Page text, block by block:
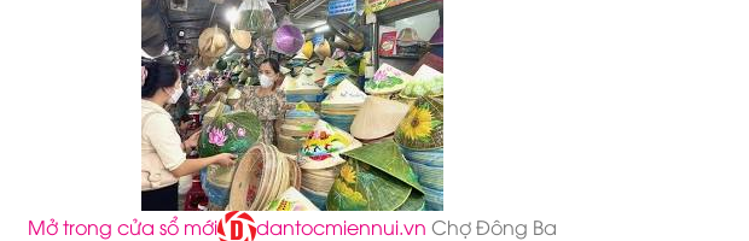
Mở trong cửa sổ mới dantocmiennui.vnChợ Đông Ba